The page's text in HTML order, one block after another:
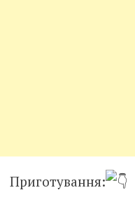
Приготування: